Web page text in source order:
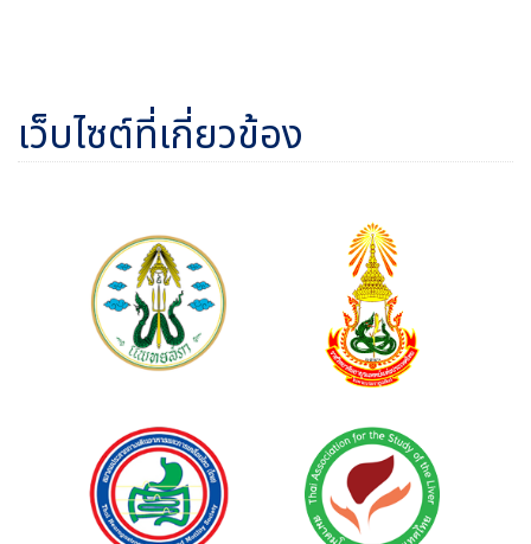
เว็บไซต์ที่เกี่ยวข้อง